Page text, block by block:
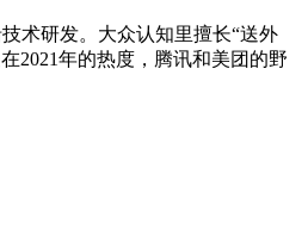
术研发。大众认知里擅长“送外
2021年的热度，腾讯和美团的野